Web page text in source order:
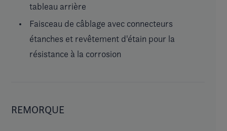
tableau arrière
Faisceau de câblage avec connecteurs
étanches et revêtement d'étain pour la
résistance à la corrosion
REMORQUE